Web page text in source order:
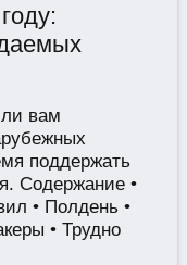
вам
поддержать
Содержание •
• Полдень •
• Трудно